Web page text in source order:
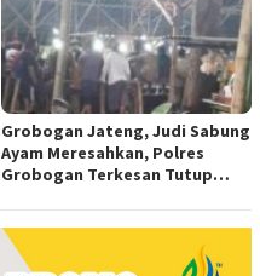
Grobogan Jateng, Judi Sabung
Ayam Meresahkan, Polres
Grobogan Terkesan Tutup